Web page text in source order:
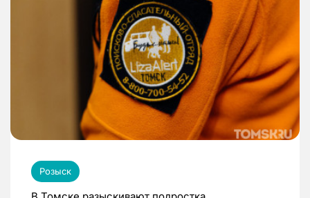
Розыск